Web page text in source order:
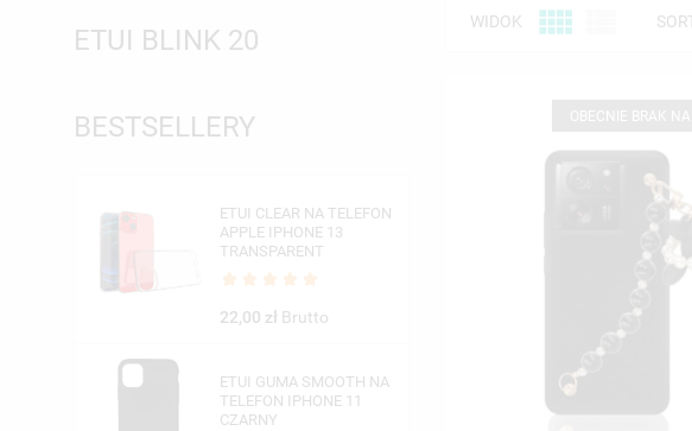
ETUI BLINK 20
BESTSELLERY
ETUI CLEAR NA TELEFON
APPLE IPHONE 13
TRANSPARENT
22,00 zł Brutto
ETUI GUMA SMOOTH NA
TELEFON IPHONE 11
CZARNY
WIDOK 